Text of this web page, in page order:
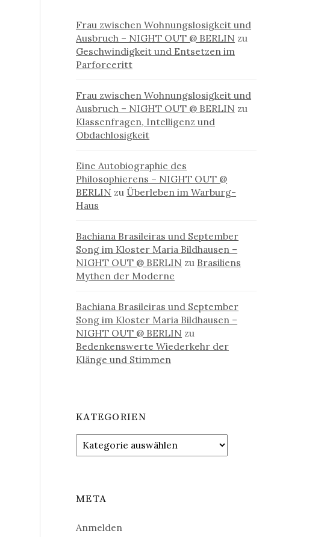
Frau zwischen Wohnungslosigkeit und
Ausbruch – NIGHT OUT @ BERLIN zu
Geschwindigkeit und Entsetzen im
Parforceritt
Frau zwischen Wohnungslosigkeit und
Ausbruch – NIGHT OUT @ BERLIN zu
Klassenfragen, Intelligenz und
Obdachlosigkeit
Eine Autobiographie des
Philosophierens – NIGHT OUT @
BERLIN zu Überleben im Warburg-
Haus
Bachiana Brasileiras und September
Song im Kloster Maria Bildhausen –
NIGHT OUT @ BERLIN zu Brasiliens
Mythen der Moderne
Bachiana Brasileiras und September
Song im Kloster Maria Bildhausen –
NIGHT OUT @ BERLIN zu
Bedenkenswerte Wiederkehr der
Klänge und Stimmen
KATEGORIEN
Kategorien
META
Anmelden